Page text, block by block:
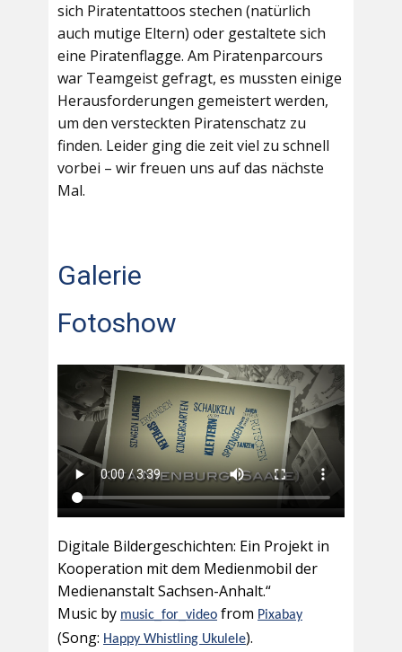
sich Piratentattoos stechen (natürlich
auch mutige Eltern) oder gestaltete sich
eine Piratenflagge. Am Piratenparcours
war Teamgeist gefragt, es mussten einige
Herausforderungen gemeistert werden,
um den versteckten Piratenschatz zu
finden. Leider ging die zeit viel zu schnell
vorbei – wir freuen uns auf das nächste
Mal.
Galerie
Fotoshow
Digitale Bildergeschichten: Ein Projekt in
Kooperation mit dem Medienmobil der
Medienanstalt Sachsen-Anhalt.“
Music by music_for_video from Pixabay
(Song: Happy Whistling Ukulele).